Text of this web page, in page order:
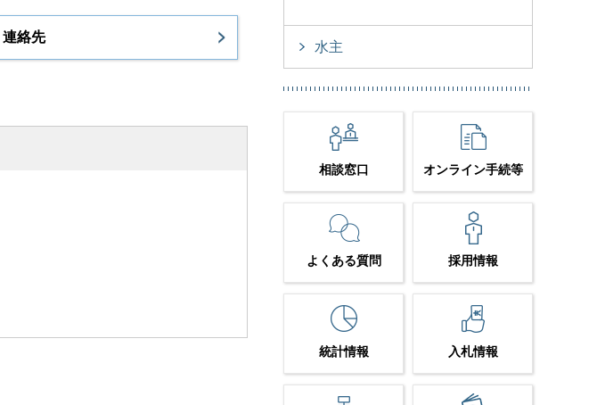
連絡先
水主
相談窓口 オンライン手続等
よくある質問 採用情報
統計情報 入札情報